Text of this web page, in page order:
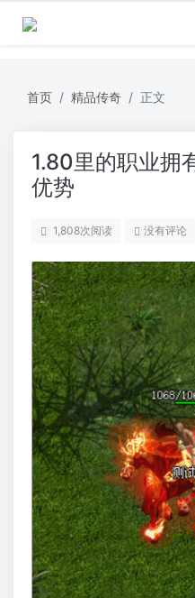
首页 精品传奇 正文
1.80里的职业拥
优势
1,808次阅读 没有评论